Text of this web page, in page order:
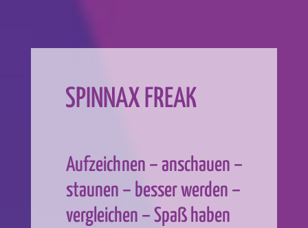
SPINNAX FREAK
Aufzeichnen – anschauen –
staunen – besser werden –
vergleichen – Spaß haben